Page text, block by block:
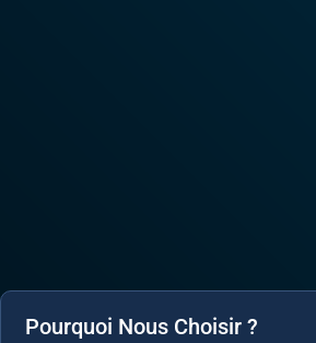
Pourquoi Nous Choisir ?